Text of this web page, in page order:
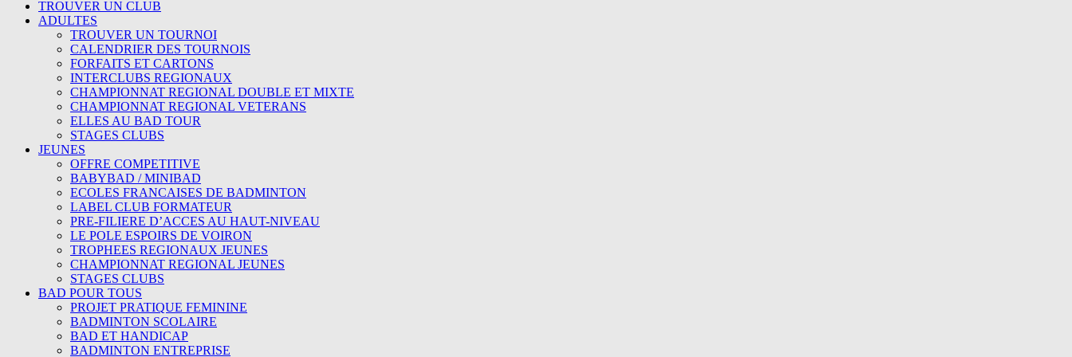
TROUVER UN CLUB
ADULTES
TROUVER UN TOURNOI
CALENDRIER DES TOURNOIS
FORFAITS ET CARTONS
INTERCLUBS REGIONAUX
CHAMPIONNAT REGIONAL DOUBLE ET MIXTE
CHAMPIONNAT REGIONAL VETERANS
ELLES AU BAD TOUR
STAGES CLUBS
JEUNES
OFFRE COMPETITIVE
BABYBAD / MINIBAD
ECOLES FRANCAISES DE BADMINTON
LABEL CLUB FORMATEUR
PRE-FILIERE D’ACCES AU HAUT-NIVEAU
LE POLE ESPOIRS DE VOIRON
TROPHEES REGIONAUX JEUNES
CHAMPIONNAT REGIONAL JEUNES
STAGES CLUBS
BAD POUR TOUS
PROJET PRATIQUE FEMININE
BADMINTON SCOLAIRE
BAD ET HANDICAP
BADMINTON ENTREPRISE